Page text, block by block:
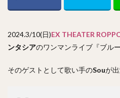
2024.3/10(日)EX THEATER
ンタシアのワンマンライブ『ブル
そのゲストとして歌い手のSouが